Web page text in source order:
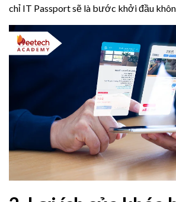
chỉ IT Passport sẽ là bước khởi đầu